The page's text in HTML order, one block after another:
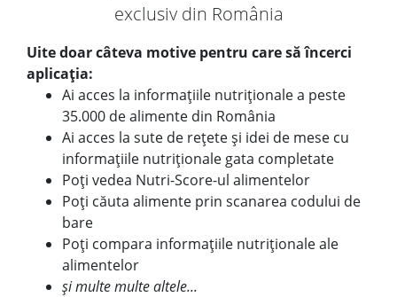
exclusiv din România
Uite doar câteva motive pentru care să încerci
aplicația:
Ai acces la informațiile nutriționale a peste
35.000 de alimente din România
Ai acces la sute de rețete și idei de mese cu
informațiile nutriționale gata completate
Poți vedea Nutri-Score-ul alimentelor
Poți căuta alimente prin scanarea codului de
bare
Poți compara informațiile nutriționale ale
alimentelor
și multe multe altele...